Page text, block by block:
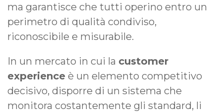
ma garantisce che tutti operino entro un
perimetro di qualità condiviso,
riconoscibile e misurabile.
In un mercato in cui la customer
experience è un elemento competitivo
decisivo, disporre di un sistema che
monitora costantemente gli standard, li